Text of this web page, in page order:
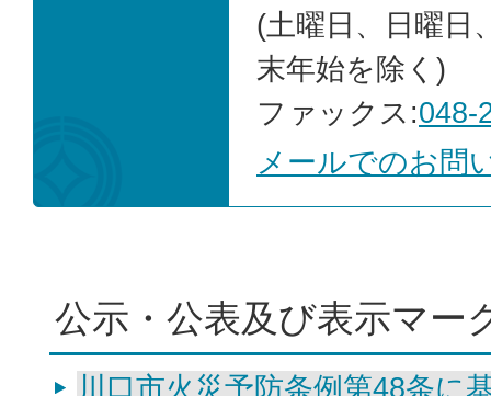
(土曜日、日曜日
末年始を除く)
ファックス:048-
メールでのお問
公示・公表及び表示マー
川口市火災予防条例第48条に